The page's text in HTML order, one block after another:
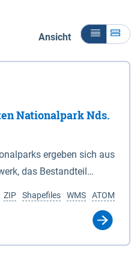
Ansicht
Nationalpark Nds.
ergeben sich aus
das Bestandteil
000 (Anlage 2), 2.
1 : 5 000 (AK5) im
ATOM
WMS
Shapefiles
ZIP